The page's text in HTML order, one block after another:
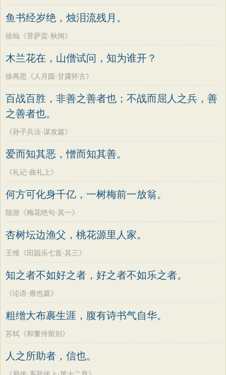
鱼书经岁绝，烛泪流残月。
徐灿《菩萨蛮·秋闺》
木兰花在，山僧试问，知为谁开？
徐再思《人月圆·甘露怀古》
百战百胜，非善之善者也；不战而屈人之兵，善
之善者也。
《孙子兵法·谋攻篇》
爱而知其恶，憎而知其善。
《礼记·曲礼上》
何方可化身千亿，一树梅前一放翁。
陆游《梅花绝句·其一》
杏树坛边渔父，桃花源里人家。
王维《田园乐七首·其三》
知之者不如好之者，好之者不如乐之者。
《论语·雍也篇》
粗缯大布裹生涯，腹有诗书气自华。
苏轼《和董传留别》
人之所助者，信也。